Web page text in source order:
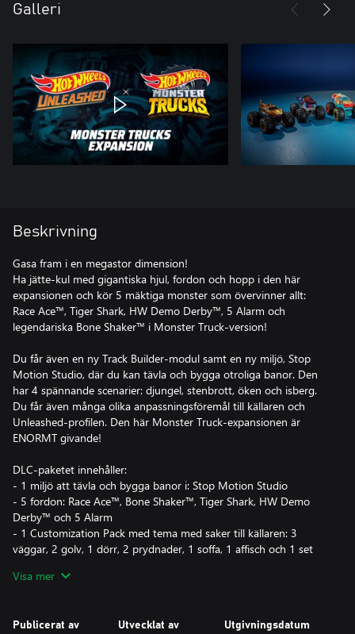
Galleri
Beskrivning
Gasa fram i en megastor dimension!
Ha jätte-kul med gigantiska hjul, fordon och hopp i den här
expansionen och kör 5 mäktiga monster som övervinner allt:
Race Ace™, Tiger Shark, HW Demo Derby™, 5 Alarm och
legendariska Bone Shaker™ i Monster Truck-version!
Du får även en ny Track Builder-modul samt en ny miljö, Stop
Motion Studio, där du kan tävla och bygga otroliga banor. Den
har 4 spännande scenarier: djungel, stenbrott, öken och isberg.
Du får även många olika anpassningsföremål till källaren och
Unleashed-profilen. Den här Monster Truck-expansionen är
ENORMT givande!
DLC-paketet innehåller:
- 1 miljö att tävla och bygga banor i: Stop Motion Studio
- 5 fordon: Race Ace™, Bone Shaker™, Tiger Shark, HW Demo
Derby™ och 5 Alarm
- 1 Customization Pack med tema med saker till källaren: 3
väggar, 2 golv, 1 dörr, 2 prydnader, 1 soffa, 1 affisch och 1 set
bakgrunder.
Det här DLC är inkluderat i HOT WHEELS™ Pass Vol. 2
Visa mer
Publicerat av Utvecklat av Utgivningsdatum